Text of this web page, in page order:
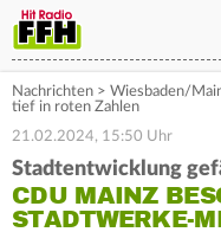
Nachrichten > Wiesbaden/
tief in roten Zahlen
21.02.2024, 15:50 Uhr
Stadtentwicklung
CDU MAINZ
STADTWERKE-